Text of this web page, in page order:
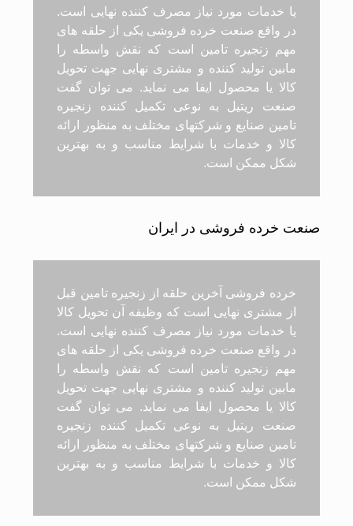
یا خدمات مورد نیاز مصرف کننده نهایی است.
در واقع صنعت خرده فروشی یکی از حلقه های
مهم زنجیره تامین است که نقش واسطه را
مابین تولید کننده و مشتری نهایی جهت تحویل
کالا یا محصول ایفا می نماید. می توان گفت
صنعت ریتیل به نوعی تکمیل کننده زنجیره
تامین صنایع و شرکتهای مختلف به منظور ارائه
کالا و خدمات با شرایط مناسب و به بهترین
شکل ممکن است.
صنعت خرده فروشی در ایران
خرده فروشی آخرین حلقه از زنجیره تامین قبل
از مشتری نهایی است که وظیفه آن تحویل کالا
یا خدمات مورد نیاز مصرف کننده نهایی است.
در واقع صنعت خرده فروشی یکی از حلقه های
مهم زنجیره تامین است که نقش واسطه را
مابین تولید کننده و مشتری نهایی جهت تحویل
کالا یا محصول ایفا می نماید. می توان گفت
صنعت ریتیل به نوعی تکمیل کننده زنجیره
تامین صنایع و شرکتهای مختلف به منظور ارائه
کالا و خدمات با شرایط مناسب و به بهترین
شکل ممکن است.